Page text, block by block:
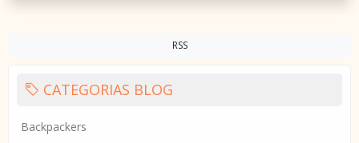
RSS
CATEGORIAS BLOG
Backpackers